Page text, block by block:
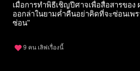
เมื่อการทำพิธีเชิญปีศาจเพื่อสื่อสารของ
ออกล่าในยามค่ำคืนอย่าคิดที่จะซ่อนเพ
ซ่อน"
9 คน เลิฟเรื่องนี้